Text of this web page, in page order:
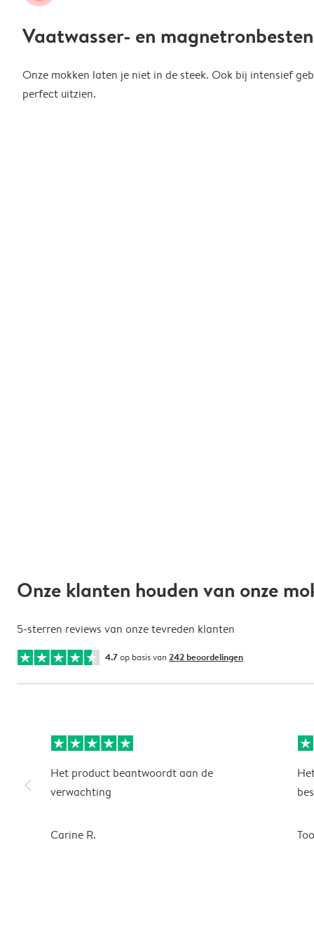
Vaatwasser- en
Onze mokken laten je niet in de steek. Ook bij intensief
perfect uitzien.
Onze klanten houden van onze
5-sterren reviews van onze tevreden klanten
4.7op basis van 242 beoordelingen
slim_arrow_left
Het product beantwoordt aan de
verwachting
Carine R.